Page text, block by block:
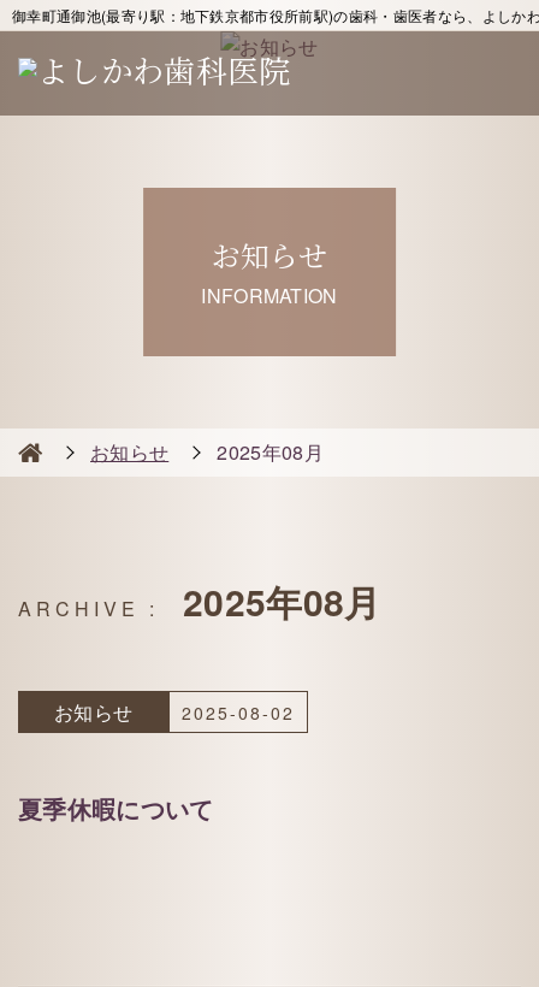
御幸町通御池(最寄り駅：地下鉄京都市役所前駅)の歯科・歯医者なら、よしか
お知らせ
INFORMATION
お知らせ 2025年08月
2025年08月
お知らせ 2025-08-02
夏季休暇について